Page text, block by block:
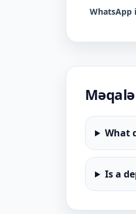
WhatsApp
What
Is a